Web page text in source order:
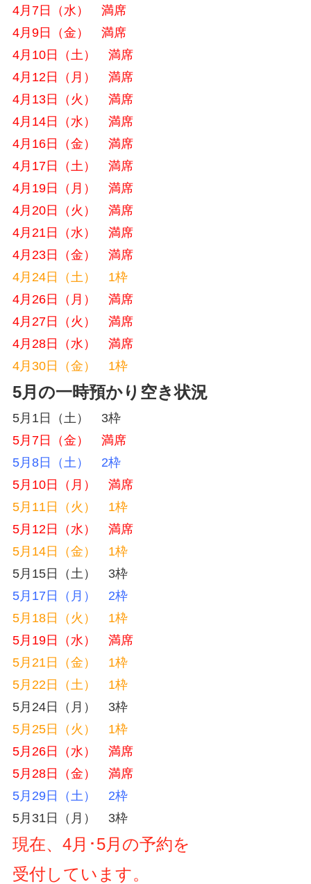
4月7日（水） 満席
4月9日（金） 満席
4月10日（土） 満席
4月12日（月） 満席
4月13日（火） 満席
4月14日（水） 満席
4月16日（金） 満席
4月17日（土） 満席
4月19日（月） 満席
4月20日（火） 満席
4月21日（水） 満席
4月23日（金） 満席
4月24日（土） 1枠
4月26日（月） 満席
4月27日（火） 満席
4月28日（水） 満席
4月30日（金） 1枠
5月の一時預かり空き状況
5月1日（土） 3枠
5月7日（金） 満席
5月8日（土） 2枠
5月10日（月） 満席
5月11日（火） 1枠
5月12日（水） 満席
5月14日（金） 1枠
5月15日（土） 3枠
5月17日（月） 2枠
5月18日（火） 1枠
5月19日（水） 満席
5月21日（金） 1枠
5月22日（土） 1枠
5月24日（月） 3枠
5月25日（火） 1枠
5月26日（水） 満席
5月28日（金） 満席
5月29日（土） 2枠
5月31日（月） 3枠
現在、4月･5月の予約を
受付しています。